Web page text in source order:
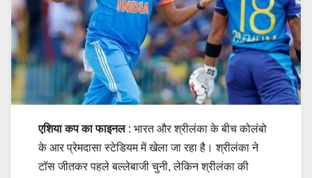
एशिया कप का फाइनल: भारत और श्रीलंका के बीच कोलंबो
के आर प्रेमदासा स्टेडियम में खेला जा रहा है। श्रीलंका ने
टॉस जीतकर पहले बल्लेबाजी चुनी, लेकिन श्रीलंका की